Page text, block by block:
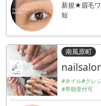
新規★眉毛
短
南風原町
#ネイル#クレ
#早朝受付可